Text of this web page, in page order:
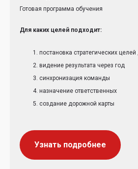
Готовая программа обучения
Для каких целей подходит:
постановка стратегических
видение результата через год
синхронизация команды
назначение ответственных
создание дорожной карты
Узнать подробнее